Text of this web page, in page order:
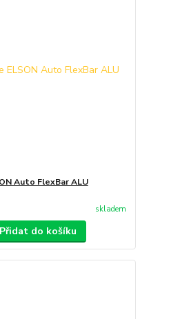
Auto FlexBar ALU
skladem
Přidat do košíku